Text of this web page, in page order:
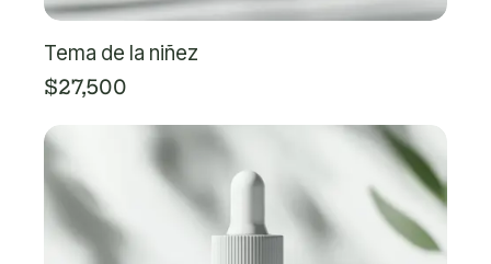
Tema de la niñez
$27,500